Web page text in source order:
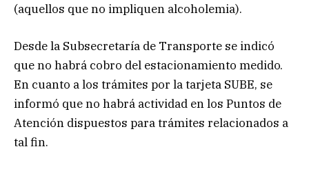
(aquellos que no impliquen alcoholemia).
Desde la Subsecretaría de Transporte se indicó
que no habrá cobro del estacionamiento medido.
En cuanto a los trámites por la tarjeta SUBE, se
informó que no habrá actividad en los Puntos de
Atención dispuestos para trámites relacionados a
tal fin.